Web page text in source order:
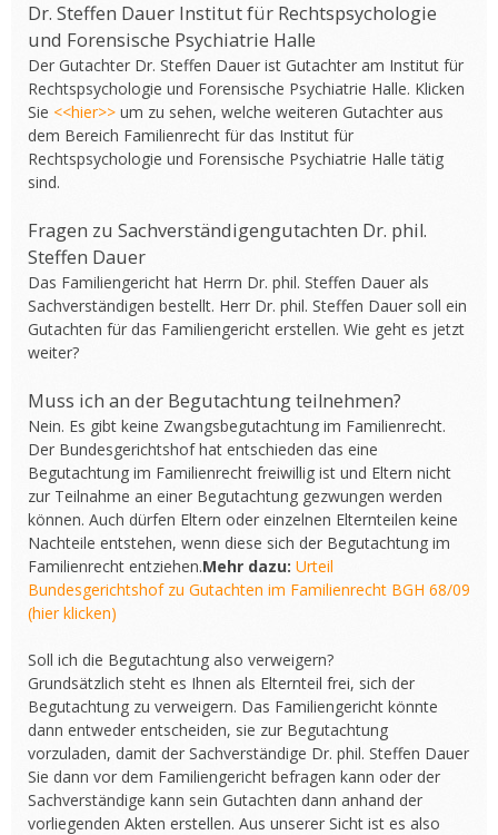
Dr. Steffen Dauer Institut für Rechtspsychologie
und Forensische Psychiatrie Halle
Der Gutachter Dr. Steffen Dauer ist Gutachter am Institut für
Rechtspsychologie und Forensische Psychiatrie Halle. Klicken
Sie <<hier>> um zu sehen, welche weiteren Gutachter aus
dem Bereich Familienrecht für das Institut für
Rechtspsychologie und Forensische Psychiatrie Halle tätig
sind.
Fragen zu Sachverständigengutachten Dr. phil.
Steffen Dauer
Das Familiengericht hat Herrn Dr. phil. Steffen Dauer als
Sachverständigen bestellt. Herr Dr. phil. Steffen Dauer soll ein
Gutachten für das Familiengericht erstellen. Wie geht es jetzt
weiter?
Muss ich an der Begutachtung teilnehmen?
Nein. Es gibt keine Zwangsbegutachtung im Familienrecht.
Der Bundesgerichtshof hat entschieden das eine
Begutachtung im Familienrecht freiwillig ist und Eltern nicht
zur Teilnahme an einer Begutachtung gezwungen werden
können. Auch dürfen Eltern oder einzelnen Elternteilen keine
Nachteile entstehen, wenn diese sich der Begutachtung im
Familienrecht entziehen.Mehr dazu: Urteil
Bundesgerichtshof zu Gutachten im Familienrecht BGH 68/09
(hier klicken)
Soll ich die Begutachtung also verweigern?
Grundsätzlich steht es Ihnen als Elternteil frei, sich der
Begutachtung zu verweigern. Das Familiengericht könnte
dann entweder entscheiden, sie zur Begutachtung
vorzuladen, damit der Sachverständige Dr. phil. Steffen Dauer
Sie dann vor dem Familiengericht befragen kann oder der
Sachverständige kann sein Gutachten dann anhand der
vorliegenden Akten erstellen. Aus unserer Sicht ist es also